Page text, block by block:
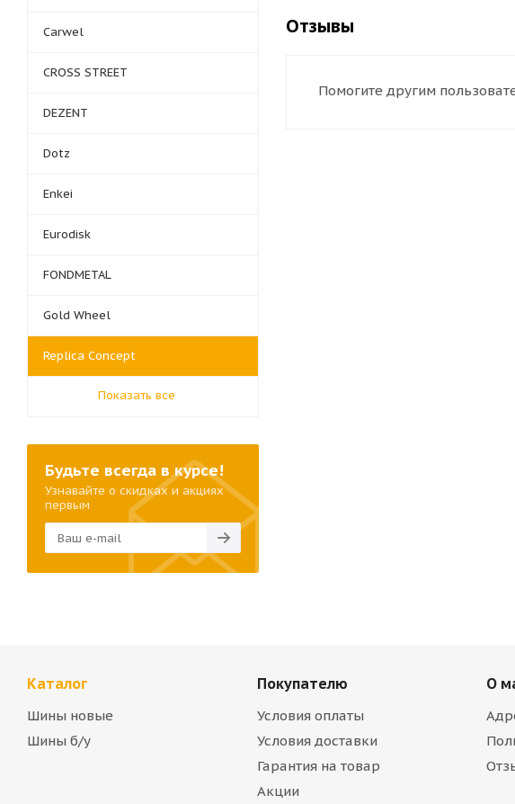
Отзывы
Помогите другим
Carwel
CROSS STREET
DEZENT
Dotz
Enkei
Eurodisk
FONDMETAL
Gold Wheel
Replica Concept
Показать все
Будьте всегда в курсе!
Узнавайте о скидках и акциях
первым
Каталог
Шины новые
Шины б/у
Покупателю
Условия оплаты
Условия доставки
Гарантия на товар
Акции
О